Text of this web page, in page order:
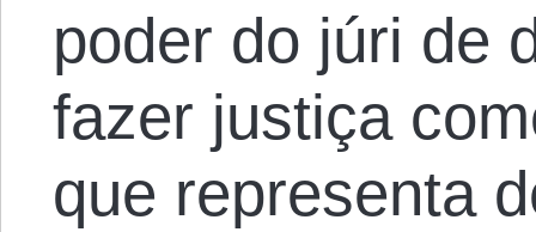
poder do júri de
fazer justiça
que representa